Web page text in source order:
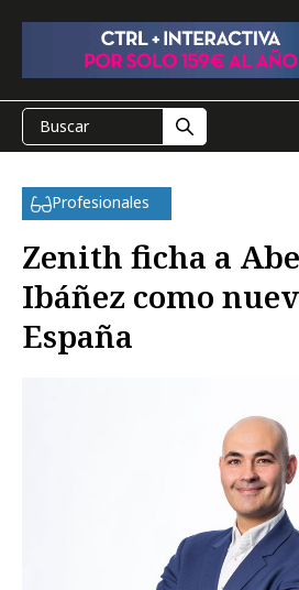
Profesionales
Zenith ficha a
Ibáñez como
España